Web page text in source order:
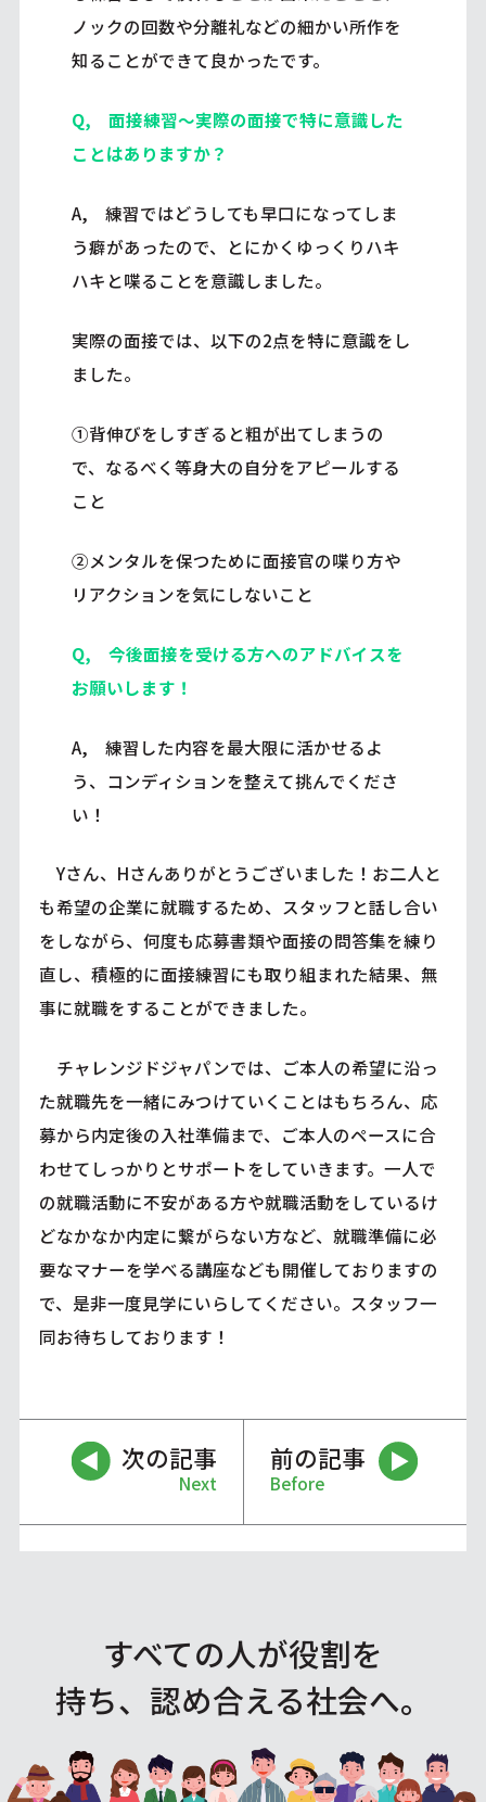
ノックの回数や分離礼などの細かい所作を
知ることができて良かったです。
Q, 面接練習～実際の面接で特に意識した
ことはありますか？
A, 練習ではどうしても早口になってしま
う癖があったので、とにかくゆっくりハキ
ハキと喋ることを意識しました。
実際の面接では、以下の2点を特に意識をし
ました。
①背伸びをしすぎると粗が出てしまうの
で、なるべく等身大の自分をアピールする
こと
②メンタルを保つために面接官の喋り方や
リアクションを気にしないこと
Q, 今後面接を受ける方へのアドバイスを
お願いします！
A, 練習した内容を最大限に活かせるよ
う、コンディションを整えて挑んでくださ
い！
Yさん、Hさんありがとうございました！お二人と
も希望の企業に就職するため、スタッフと話し合い
をしながら、何度も応募書類や面接の問答集を練り
直し、積極的に面接練習にも取り組まれた結果、無
事に就職をすることができました。
チャレンジドジャパンでは、ご本人の希望に沿っ
た就職先を一緒にみつけていくことはもちろん、応
募から内定後の入社準備まで、ご本人のペースに合
わせてしっかりとサポートをしていきます。一人で
の就職活動に不安がある方や就職活動をしているけ
どなかなか内定に繋がらない方など、就職準備に必
要なマナーを学べる講座なども開催しておりますの
で、是非一度見学にいらしてください。スタッフ一
同お待ちしております！
次の記事
Next
前の記事
Before
すべての人が役割を
持ち、認め合える社会へ。